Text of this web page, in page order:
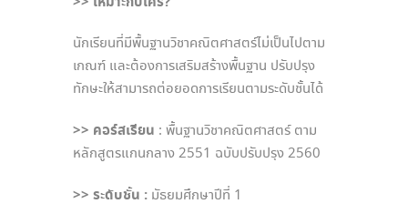
นักเรียนที่มีพื้นฐานวิชาคณิตศาสตร์ไม่เป็นไปตาม
เกณฑ์ และต้องการเสริมสร้างพื้นฐาน ปรับปรุง
ทักษะให้สามารถต่อยอดการเรียนตามระดับชั้นได้
>> คอร์สเรียน : พื้นฐานวิชาคณิตศาสตร์ ตาม
หลักสูตรแกนกลาง 2551 ฉบับปรับปรุง 2560
>> ระดับชั้น : มัธยมศึกษาปีที่ 1